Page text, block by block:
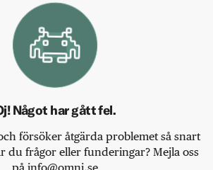
Något har gått fel.
försöker åtgärda problemet så snart
du frågor eller funderingar? Mejla oss